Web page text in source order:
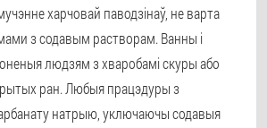
харчовай паводзінаў, не варта
з содавым растворам. Ванны і
людзям з хваробамі скуры або
ран. Любыя працэдуры з
натрыю, уключаючы содавыя